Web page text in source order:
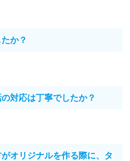
か？
対応は丁寧でしたか？
オリジナルを作る際に、タ